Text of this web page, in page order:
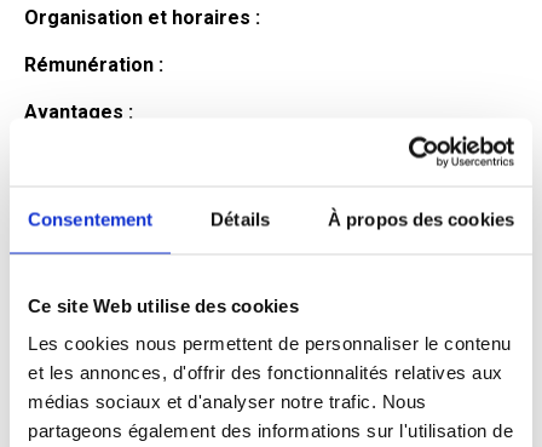
Consentement Détails À propos des cookies
Ce site Web utilise des cookies
Les cookies nous permettent de personnaliser le contenu
et les annonces, d'offrir des fonctionnalités relatives aux
médias sociaux et d'analyser notre trafic. Nous
partageons également des informations sur l'utilisation de
Organisation et horaires :
Rémunération :
Avantages :
Profil du
candidat
Qualifications et diplômes :
Profil recherché :
Expérience :